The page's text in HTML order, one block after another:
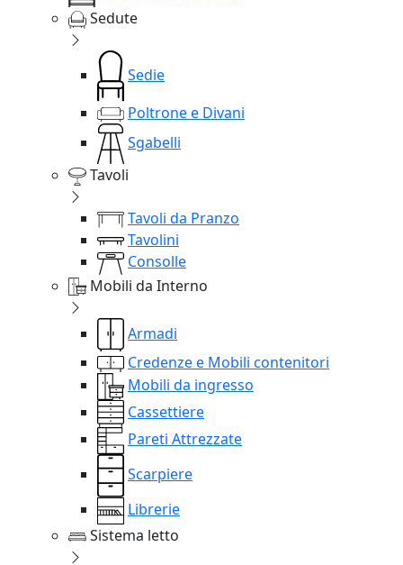
Sedute
Sedie
Poltrone e Divani
Sgabelli
Tavoli
Tavoli da Pranzo
Tavolini
Consolle
Mobili da Interno
Armadi
Credenze e Mobili contenitori
Mobili da ingresso
Cassettiere
Pareti Attrezzate
Scarpiere
Librerie
Sistema letto